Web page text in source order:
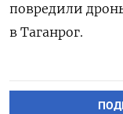
повредили
в Таганрог.